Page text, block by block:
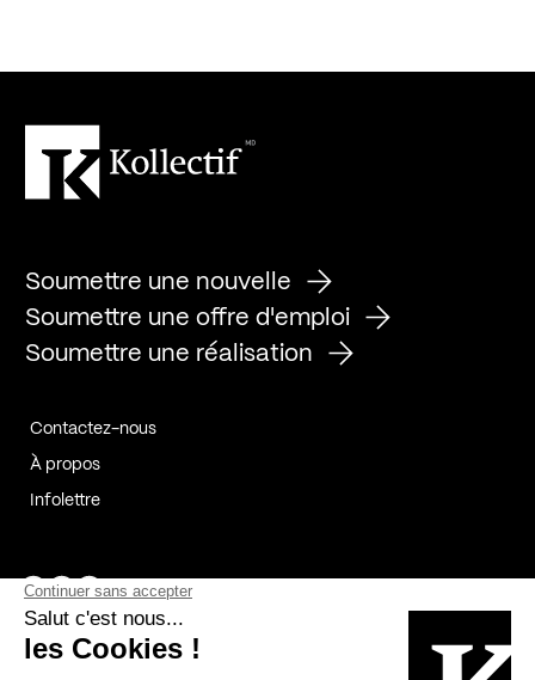
Soumettre une nouvelle
Soumettre une offre d'emploi
Soumettre une réalisation
Contactez-nous
À propos
Infolettre
Page Facebook de Kollectif
Page Instagram de Kollectif
Page Linkedin de Kollectif